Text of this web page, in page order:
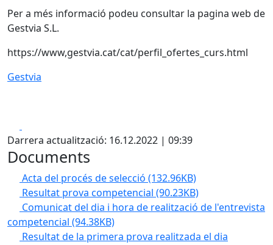
Per a més informació podeu consultar la pagina web de
Gestvia S.L.
https://www,gestvia.cat/cat/perfil_ofertes_curs.html
Gestvia
Darrera actualització: 16.12.2022 | 09:39
Documents
Acta del procés de selecció (132.96KB)
Resultat prova competencial (90.23KB)
Comunicat del dia i hora de realització de l'entrevista
competencial (94.38KB)
Resultat de la primera prova realitzada el dia